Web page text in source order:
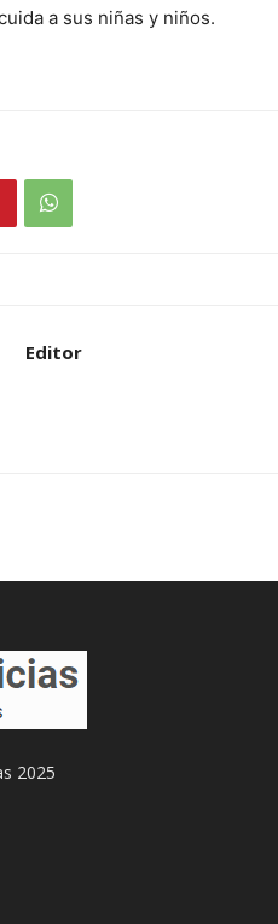
a sus niñas y niños.
Editor
2025